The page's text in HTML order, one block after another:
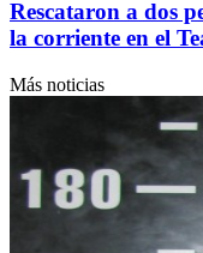
Rescataron a dos
la corriente en el
Más noticias